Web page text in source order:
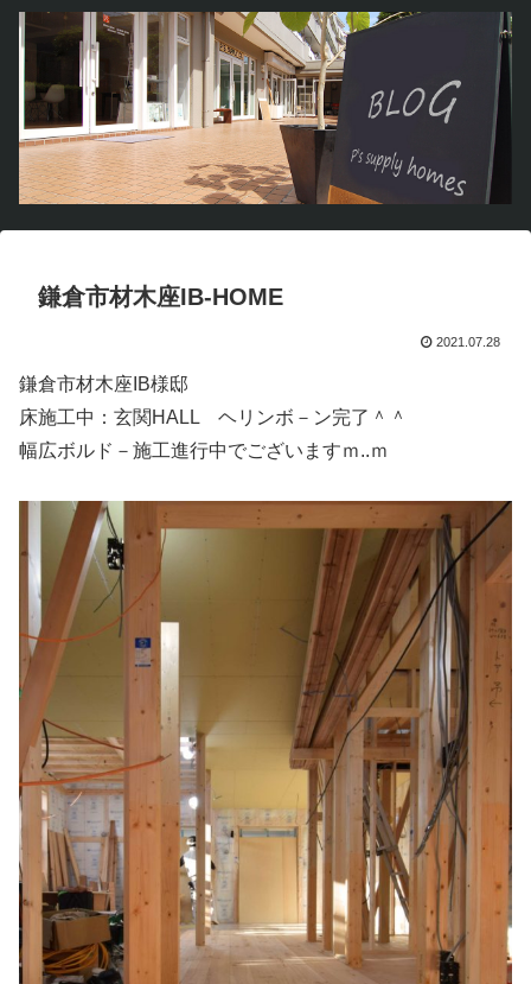
鎌倉市材木座IB-HOME
2021.07.28
鎌倉市材木座IB様邸
床施工中：玄関HALL ヘリンボ－ン完了＾＾
幅広ボルド－施工進行中でございますｍ..ｍ